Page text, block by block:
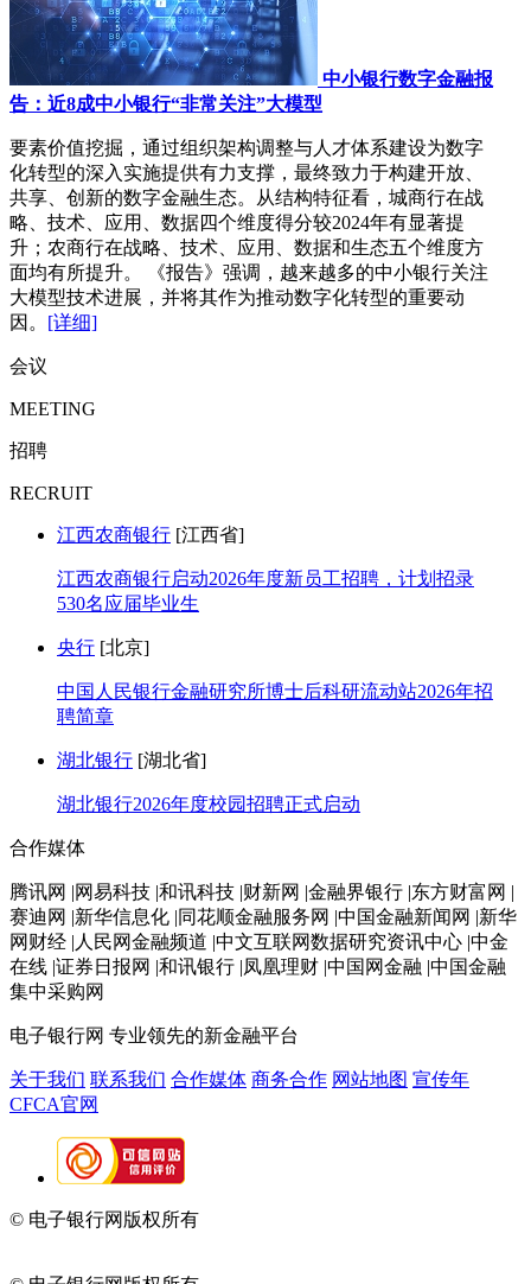
中小银行数字金融报
告：近8成中小银行“非常关注”大模型
要素价值挖掘，通过组织架构调整与人才体系建设为数字
化转型的深入实施提供有力支撑，最终致力于构建开放、
共享、创新的数字金融生态。从结构特征看，城商行在战
略、技术、应用、数据四个维度得分较2024年有显著提
升；农商行在战略、技术、应用、数据和生态五个维度方
面均有所提升。 《报告》强调，越来越多的中小银行关注
大模型技术进展，并将其作为推动数字化转型的重要动
因。 [详细]
会议
MEETING
招聘
RECRUIT
江西农商银行 [江西省]
江西农商银行启动2026年度新员工招聘，计划招录
530名应届毕业生
央行 [北京]
中国人民银行金融研究所博士后科研流动站2026年招
聘简章
湖北银行 [湖北省]
湖北银行2026年度校园招聘正式启动
合作媒体
腾讯网 |网易科技 |和讯科技 |财新网 |金融界银行 |东方财富网 |
赛迪网 |新华信息化 |同花顺金融服务网 |中国金融新闻网 |新华
网财经 |人民网金融频道 |中文互联网数据研究资讯中心 |中金
在线 |证券日报网 |和讯银行 |凤凰理财 |中国网金融 |中国金融
集中采购网
电子银行网 专业领先的新金融平台
关于我们 联系我们 合作媒体 商务合作 网站地图 宣传年
CFCA官网
© 电子银行网版权所有